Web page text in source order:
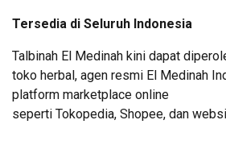
Tersedia di Seluruh Indonesia
Talbinah El Medinah kini dapat
toko herbal, agen resmi El Medinah
platform marketplace online
seperti Tokopedia, Shopee, dan